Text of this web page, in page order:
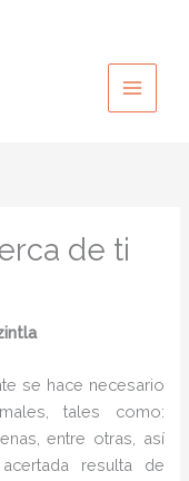
de ti
se hace necesario
tales como:
entre otras, así
resulta de